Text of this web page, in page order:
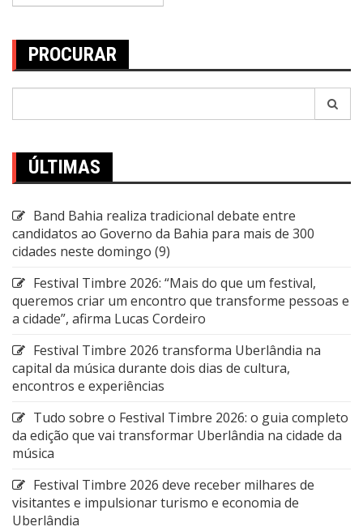
PROCURAR
ÚLTIMAS
Band Bahia realiza tradicional debate entre
candidatos ao Governo da Bahia para mais de 300
cidades neste domingo (9)
Festival Timbre 2026: “Mais do que um festival,
queremos criar um encontro que transforme pessoas e
a cidade”, afirma Lucas Cordeiro
Festival Timbre 2026 transforma Uberlândia na
capital da música durante dois dias de cultura,
encontros e experiências
Tudo sobre o Festival Timbre 2026: o guia completo
da edição que vai transformar Uberlândia na cidade da
música
Festival Timbre 2026 deve receber milhares de
visitantes e impulsionar turismo e economia de
Uberlândia